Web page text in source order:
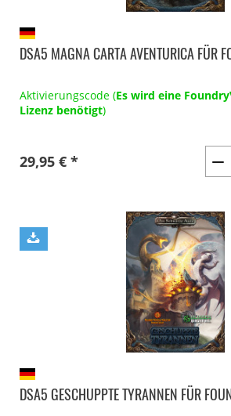
DSA5 MAGNA CARTA AVENTURICA FÜR
Aktivierungscode (Es wird eine
Lizenz benötigt)
29,95 € *
DSA5 GESCHUPPTE TYRANNEN FÜR